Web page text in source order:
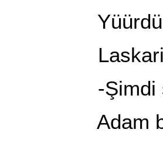
Yüürdü ve
Laskaris
-Şimdi
Adam bir